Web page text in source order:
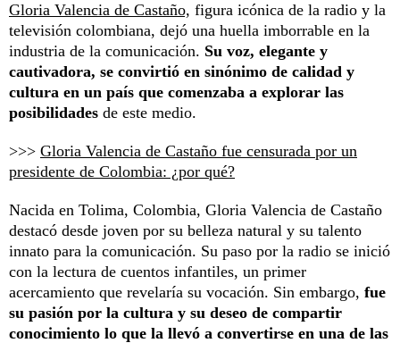
Gloria Valencia de Castaño, figura icónica de la radio y la
televisión colombiana, dejó una huella imborrable en la
industria de la comunicación. Su voz, elegante y
cautivadora, se convirtió en sinónimo de calidad y
cultura en un país que comenzaba a explorar las
posibilidades de este medio.
>>> Gloria Valencia de Castaño fue censurada por un
presidente de Colombia: ¿por qué?
Nacida en Tolima, Colombia, Gloria Valencia de Castaño
destacó desde joven por su belleza natural y su talento
innato para la comunicación. Su paso por la radio se inició
con la lectura de cuentos infantiles, un primer
acercamiento que revelaría su vocación. Sin embargo, fue
su pasión por la cultura y su deseo de compartir
conocimiento lo que la llevó a convertirse en una de las